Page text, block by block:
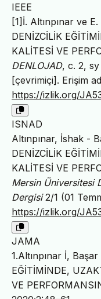
IEEE
[1]İ. Altınpınar ve
DENİZCİLİK
KALİTESİ VE
DENLOJAD, c. 2, sy
[çevrimiçi]. Erişim
https://izlik.org/
ISNAD
Altınpınar, İshak -
DENİZCİLİK
KALİTESİ VE
Mersin Üniversitesi
Dergisi2/1 (01
https://izlik.org/
JAMA
1.Altınpınar İ,
EĞİTİMİNDE,
VE